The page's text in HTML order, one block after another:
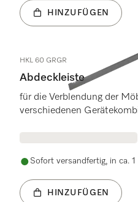
HINZUFÜGEN
HKL 60 GRGR
Abdeckleiste
für die Verblendung der
verschiedenen
Sofort versandfertig, in ca.
HINZUFÜGEN